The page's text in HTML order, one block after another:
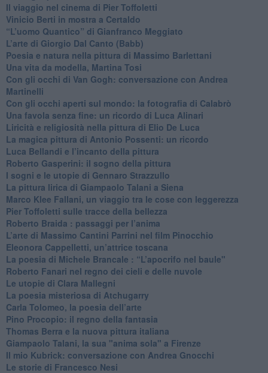
​Il viaggio nel cinema di Pier Toffoletti
Vinicio Berti in mostra a Certaldo
“L’uomo Quantico” di Gianfranco Meggiato
​L’arte di Giorgio Dal Canto (Babb)
Poesia e natura nella pittura di Massimo Barlettani
Una vita da modella, Martina Tosi
​Con gli occhi di Van Gogh: conversazione con Andrea
Martinelli
​Con gli occhi aperti sul mondo: la fotografia di Calabrò
Una favola senza fine: un ricordo di Luca Alinari
Liricità e religiosità nella pittura di Elio De Luca
La magica pittura di Antonio Possenti: un ricordo
Luca Bellandi e l’incanto della pittura
​Roberto Gasperini: il sogno della pittura
I sogni e le utopie di Gennaro Strazzullo
La pittura lirica di Giampaolo Talani a Siena
​Marco Klee Fallani, un viaggio tra le cose con leggerezza
​Pier Toffoletti sulle tracce della bellezza
​Roberto Braida : passaggi per l’anima
​L’arte di Massimo Cantini Parrini nel film Pinocchio
Eleonora Cappelletti, un’attrice toscana
​La poesia di Michele Brancale : “L’apocrifo nel baule"
Roberto Fanari nel regno dei cieli e delle nuvole
Le utopie di Clara Mallegni
​La poesia misteriosa di Atchugarry
Carla Tolomeo, la poesia dell’arte
Pino Procopio: il regno della fantasia
Thomas Berra e la nuova pittura italiana
Giampaolo Talani, la sua "anima sola" a Firenze
Il mio Kubrick: conversazione con Andrea Gnocchi
Le storie di Francesco Nesi